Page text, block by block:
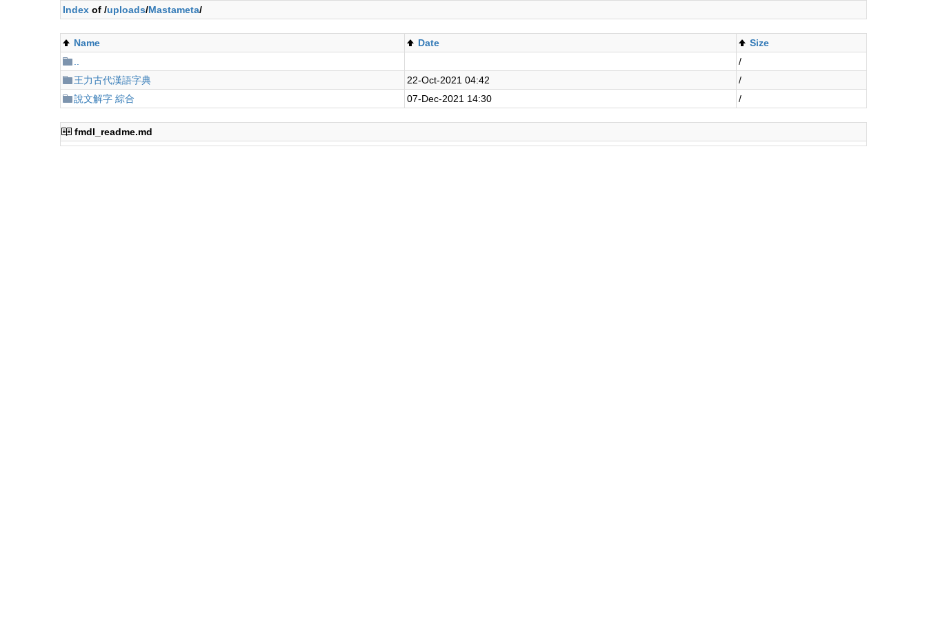
Index of /uploads/Mastameta/
Name Date
Size
/
王力古代漢語字典
22-Oct-2021 04:42
/
說文解字 綜合
07-Dec-2021 14:30 /
fmdl_readme.md